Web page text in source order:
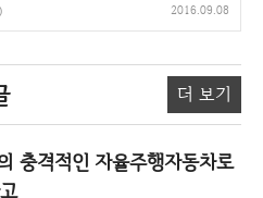
2016.09.08
더 보기
충격적인 자율주행자동차로